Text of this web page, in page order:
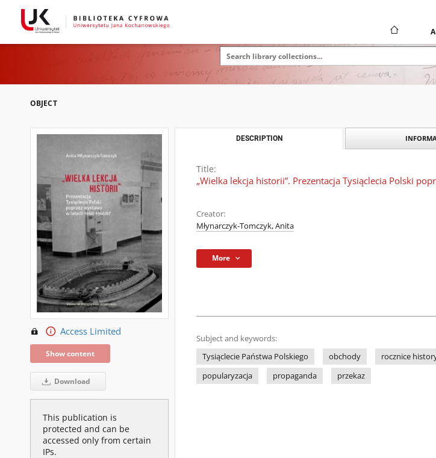
OBJECT
Access Limited
Show content
Download
This publication is
protected and can be
accessed only from certain
IPs.
DESCRIPTION
Title:
„Wielka lekcja historii”. Prezentacja Tysiąclecia Polski
Creator:
Młynarczyk-Tomczyk, Anita
More
Subject and keywords:
Tysiąclecie Państwa Polskiego
obchody rocznice
popularyzacja
propaganda przekaz